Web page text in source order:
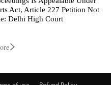
Act, Article 227 Petition Not
Delhi High Court